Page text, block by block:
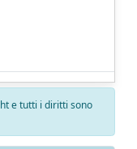
e tutti i diritti sono